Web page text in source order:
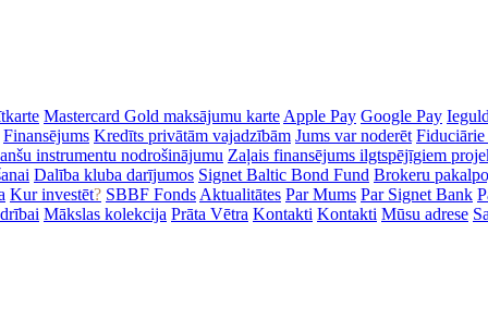
Mastercard Gold maksājumu karte Apple Pay Google Pay
Finansējums Kredīts privātām vajadzībām Jums var noderēt
instrumentu nodrošinājumu Zaļais finansējums ilgtspējīgiem
Dalība kluba darījumos Signet Baltic Bond Fund Brokeru
Kur investēt? SBBF Fonds Aktualitātes Par Mums Par Signet Bank
Mākslas kolekcija Prāta Vētra Kontakti Kontakti Mūsu adrese